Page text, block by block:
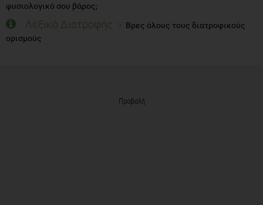
φυσιολογικό σου βάρος;
Λεξικό Διατροφής
Βρες όλους τους διατροφικούς
ορισμούς
Προβολή